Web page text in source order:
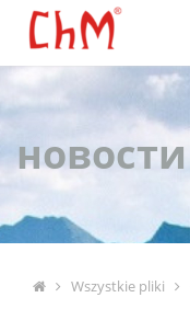
новости
Wszystkie pliki